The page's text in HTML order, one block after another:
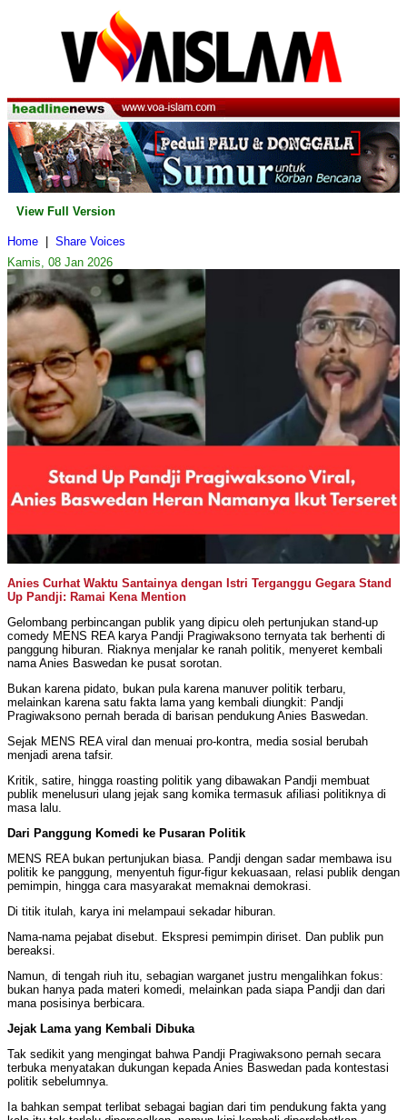
View Full Version
Home
Share Voices
Kamis, 08 Jan 2026
Anies Curhat Waktu Santainya dengan Istri Terganggu Gegara Stand
Up Pandji: Ramai Kena Mention
Gelombang perbincangan publik yang dipicu oleh pertunjukan stand-up
comedy MENS REA karya Pandji Pragiwaksono ternyata tak berhenti di
panggung hiburan. Riaknya menjalar ke ranah politik, menyeret kembali
nama Anies Baswedan ke pusat sorotan.
Bukan karena pidato, bukan pula karena manuver politik terbaru,
melainkan karena satu fakta lama yang kembali diungkit: Pandji
Pragiwaksono pernah berada di barisan pendukung Anies Baswedan.
Sejak MENS REA viral dan menuai pro-kontra, media sosial berubah
menjadi arena tafsir.
Kritik, satire, hingga roasting politik yang dibawakan Pandji membuat
publik menelusuri ulang jejak sang komika termasuk afiliasi politiknya di
masa lalu.
Dari Panggung Komedi ke Pusaran Politik
MENS REA bukan pertunjukan biasa. Pandji dengan sadar membawa isu
politik ke panggung, menyentuh figur-figur kekuasaan, relasi publik dengan
pemimpin, hingga cara masyarakat memaknai demokrasi.
Di titik itulah, karya ini melampaui sekadar hiburan.
Nama-nama pejabat disebut. Ekspresi pemimpin diriset. Dan publik pun
bereaksi.
Namun, di tengah riuh itu, sebagian warganet justru mengalihkan fokus:
bukan hanya pada materi komedi, melainkan pada siapa Pandji dan dari
mana posisinya berbicara.
Jejak Lama yang Kembali Dibuka
Tak sedikit yang mengingat bahwa Pandji Pragiwaksono pernah secara
terbuka menyatakan dukungan kepada Anies Baswedan pada kontestasi
politik sebelumnya.
Ia bahkan sempat terlibat sebagai bagian dari tim pendukung fakta yang